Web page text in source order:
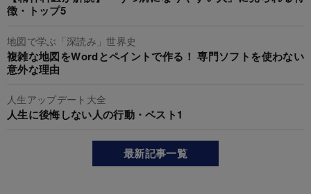
徴・トップ5
地図で学ぶ「深読み」世界史
複雑な地図をWordとペイントで作る！ 専門ソフトを使わない
意外な理由
人生アップデート大全
人生に後悔しない人の行動・ベスト1
最新記事一覧